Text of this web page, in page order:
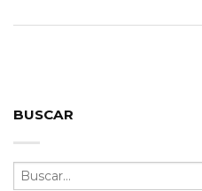
BUSCAR